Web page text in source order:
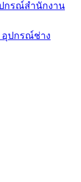
กรณ์สำนักงาน
อุปกรณ์ช่าง